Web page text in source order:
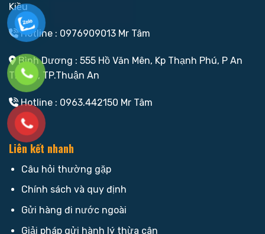
Kiều
Hotline : 0976909013 Mr Tâm
Bình Dương : 555 Hồ Văn Mên, Kp Thạnh Phú, P An
Thạnh, TP.Thuận An
Hotline : 0963.442150 Mr Tâm
Liên kết nhanh
Câu hỏi thường gặp
Chính sách và quy định
Gửi hàng đi nước ngoài
Giải pháp gửi hành lý thừa cân